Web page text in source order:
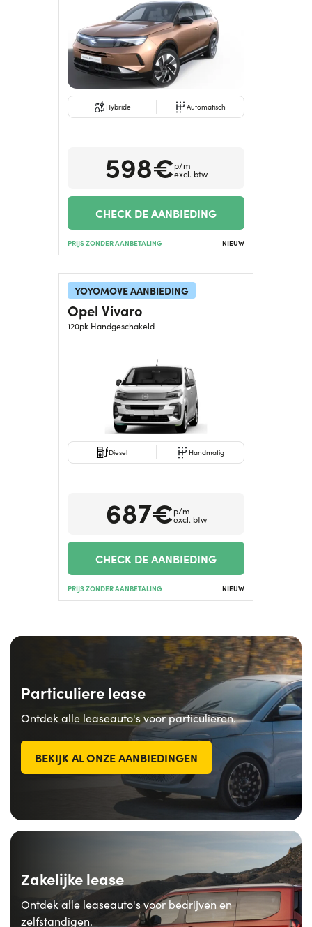
Hybride Automatisch
598€p/m
excl. btw
CHECK DE AANBIEDING
PRIJS ZONDER AANBETALING NIEUW
YOYOMOVE AANBIEDING
Opel Vivaro
120pk Handgeschakeld
Diesel Handmatig
687€p/m
excl. btw
CHECK DE AANBIEDING
PRIJS ZONDER AANBETALING NIEUW
Particuliere lease
Ontdek alle leaseauto's voor particulieren.
BEKIJK AL ONZE AANBIEDINGEN
Zakelijke lease
Ontdek alle leaseauto's voor bedrijven en
zelfstandigen.